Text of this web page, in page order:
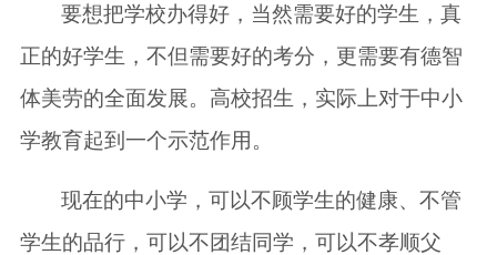
要想把学校办得好，当然需要好的学生，真
正的好学生，不但需要好的考分，更需要有德智
体美劳的全面发展。高校招生，实际上对于中小
学教育起到一个示范作用。
现在的中小学，可以不顾学生的健康、不管
学生的品行，可以不团结同学，可以不孝顺父